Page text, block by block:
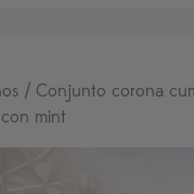
/ Conjunto corona
mint